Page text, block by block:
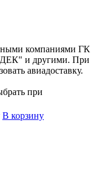
компаниями ГК
и другими. При
авиадоставку.
при
В корзину